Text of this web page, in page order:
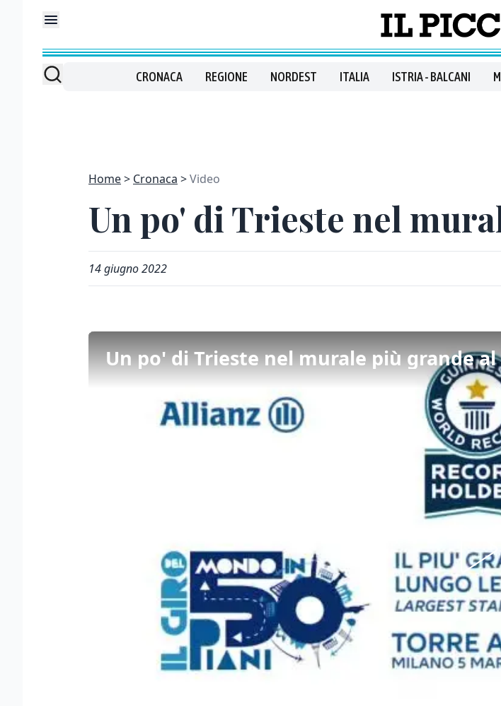
CRONACA REGIONE NORDEST ITALIA ISTRIA - BALCANI
Home Cronaca Video
Un po' di Trieste nel
14 giugno 2022
Un po' di Trieste nel murale più grande